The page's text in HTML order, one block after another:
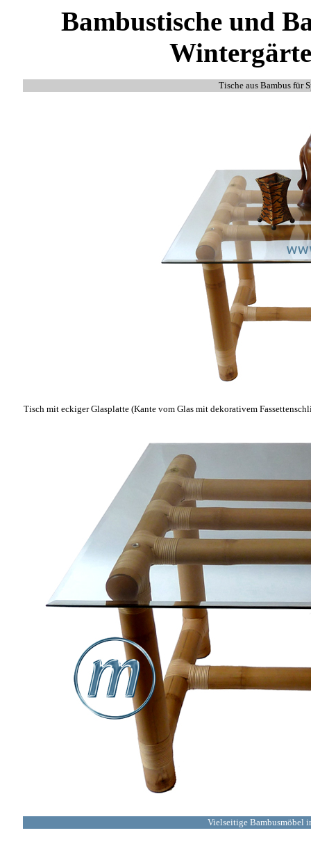
Bambustische und
Tische aus Bambus für
Tisch mit eckiger Glasplatte (Kante vom Glas mit dekorativem
Vielseitige Bambusmöbel